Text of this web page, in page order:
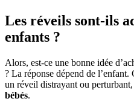
Les réveils sont-ils
enfants ?
Alors, est-ce une bonne idée
? La réponse dépend de
un réveil distrayant ou
bébés.